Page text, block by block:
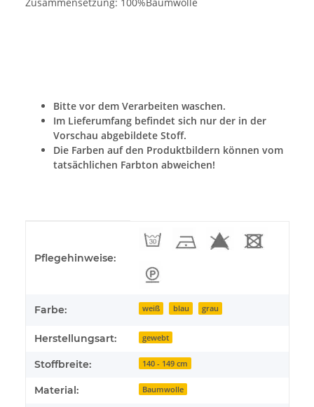
Bitte vor dem Verarbeiten waschen.
Im Lieferumfang befindet sich nur der in der
Vorschau abgebildete Stoff.
Die Farben auf den Produktbildern können vom
tatsächlichen Farbton abweichen!
Pflegehinweise:
Farbe: weiß blau grau
Herstellungsart: gewebt
Stoffbreite: 140 - 149 cm
Material: Baumwolle